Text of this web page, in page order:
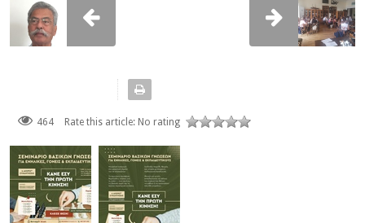
464 Rate this article: No rating